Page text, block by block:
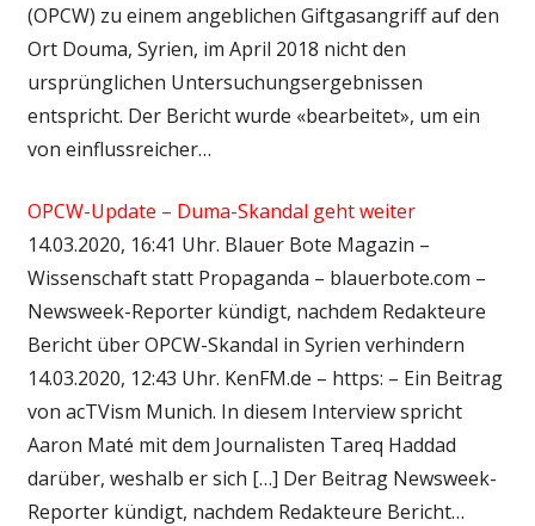
(OPCW) zu einem angeblichen Giftgasangriff auf den
Ort Douma, Syrien, im April 2018 nicht den
ursprünglichen Untersuchungsergebnissen
entspricht. Der Bericht wurde «bearbeitet», um ein
von einflussreicher…
OPCW-Update – Duma-Skandal geht weiter
14.03.2020, 16:41 Uhr. Blauer Bote Magazin –
Wissenschaft statt Propaganda – blauerbote.com –
Newsweek-Reporter kündigt, nachdem Redakteure
Bericht über OPCW-Skandal in Syrien verhindern
14.03.2020, 12:43 Uhr. KenFM.de – https: – Ein Beitrag
von acTVism Munich. In diesem Interview spricht
Aaron Maté mit dem Journalisten Tareq Haddad
darüber, weshalb er sich […] Der Beitrag Newsweek-
Reporter kündigt, nachdem Redakteure Bericht…